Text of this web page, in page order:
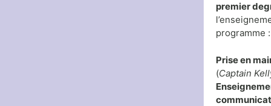
premier
programme :
Prise en
(Captain